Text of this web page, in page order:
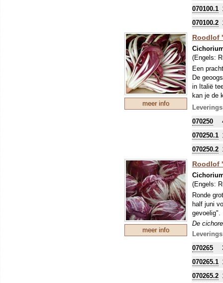
wortel
eraf
Het
of meer
een plant
naar
070100.1
070100.2
meer info
Roodlof
(Engels:
Een
De
in Italië
kan je de
teeltwijze
De
of meer
een plant
naar
070250
070250.1
070250.2
meer info
Roodlof
(Engels:
Ronde
half juni
gevoelig".
De
of meer
naar
070265
070265.1
070265.2